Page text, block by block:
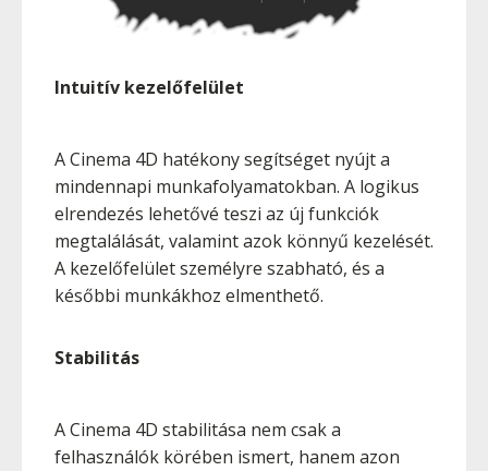
Intuitív kezelőfelület
A Cinema 4D hatékony segítséget nyújt a
mindennapi munkafolyamatokban. A logikus
elrendezés lehetővé teszi az új funkciók
megtalálását, valamint azok könnyű kezelését.
A kezelőfelület személyre szabható, és a
későbbi munkákhoz elmenthető.
Stabilitás
A Cinema 4D stabilitása nem csak a
felhasználók körében ismert, hanem azon